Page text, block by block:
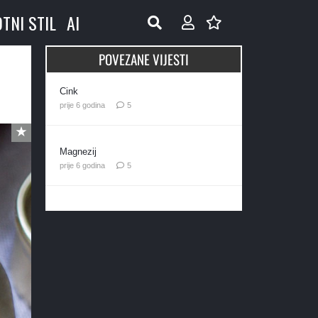
STIL AI
POVEZANE VIJESTI
Cink
prije 6 godina 5komentara
Magnezij
prije 6 godina 5komentara